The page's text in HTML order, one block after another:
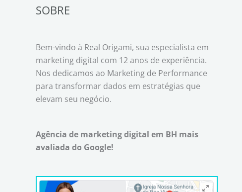
SOBRE
Bem-vindo à Real Origami, sua especialista em
marketing digital com 12 anos de experiência.
Nos dedicamos ao Marketing de Performance
para transformar dados em estratégias que
elevam seu negócio.
Agência de marketing digital em BH mais
avaliada do Google!